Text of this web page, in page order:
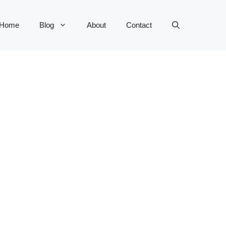
Blog About Contact